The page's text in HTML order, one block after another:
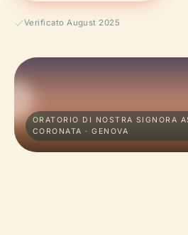
Verificato August 2025
ORATORIO DI NOSTRA SIGNORA
CORONATA · GENOVA